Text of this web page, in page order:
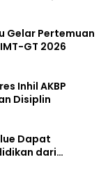
Gelar Pertemuan
GT 2026
Inhil AKBP
Disiplin
Dapat
dari